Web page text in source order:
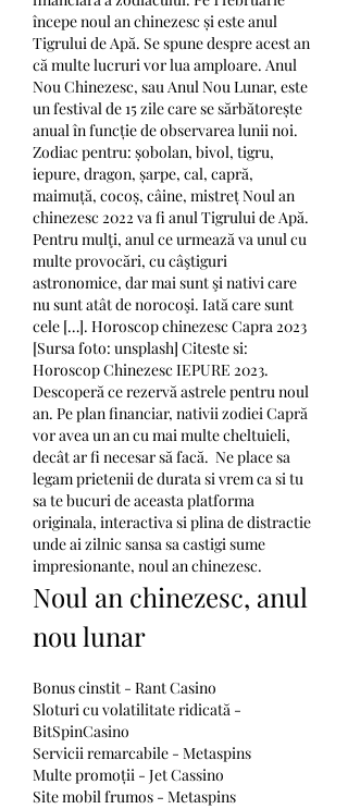
începe noul an chinezesc și este anul
Tigrului de Apă. Se spune despre acest an
că multe lucruri vor lua amploare. Anul
Nou Chinezesc, sau Anul Nou Lunar, este
un festival de 15 zile care se sărbătorește
anual în funcție de observarea lunii noi.
Zodiac pentru: șobolan, bivol, tigru,
iepure, dragon, șarpe, cal, capră,
maimuță, cocoș, câine, mistreț Noul an
chinezesc 2022 va fi anul Tigrului de Apă.
Pentru mulţi, anul ce urmează va unul cu
multe provocări, cu câştiguri
astronomice, dar mai sunt şi nativi care
nu sunt atât de norocoşi. Iată care sunt
cele […]. Horoscop chinezesc Capra 2023
[Sursa foto: unsplash] Citeste si:
Horoscop Chinezesc IEPURE 2023.
Descoperă ce rezervă astrele pentru noul
an. Pe plan financiar, nativii zodiei Capră
vor avea un an cu mai multe cheltuieli,
decât ar fi necesar să facă.  Ne place sa
legam prietenii de durata si vrem ca si tu
sa te bucuri de aceasta platforma
originala, interactiva si plina de distractie
unde ai zilnic sansa sa castigi sume
impresionante, noul an chinezesc.
Noul an chinezesc, anul
nou lunar
Bonus cinstit - Rant Casino
Sloturi cu volatilitate ridicată -
BitSpinCasino
Servicii remarcabile - Metaspins
Multe promoții - Jet Cassino
Site mobil frumos - Metaspins